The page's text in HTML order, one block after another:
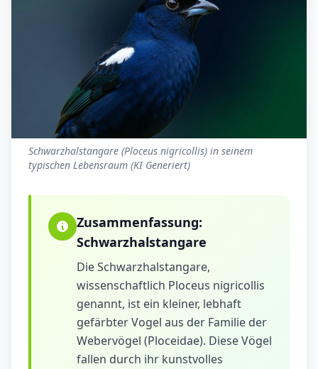
Schwarzhalstangare (Ploceus nigricollis) in seinem
typischen Lebensraum (KI Generiert)
Zusammenfassung:
Schwarzhalstangare
Die Schwarzhalstangare,
wissenschaftlich Ploceus nigricollis
genannt, ist ein kleiner, lebhaft
gefärbter Vogel aus der Familie der
Webervögel (Ploceidae). Diese Vögel
fallen durch ihr kunstvolles